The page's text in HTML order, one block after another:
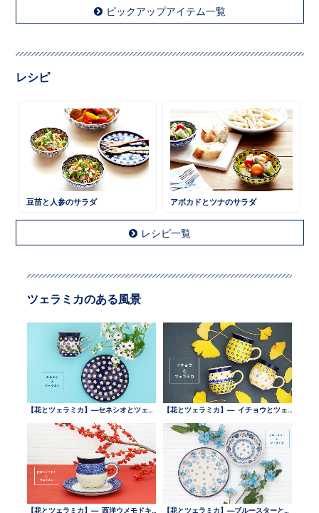
ピックアップアイテム一覧
レシピ
豆苗と人参のサラダ アボカドとツナのサラダ
レシピ一覧
ツェラミカのある風景